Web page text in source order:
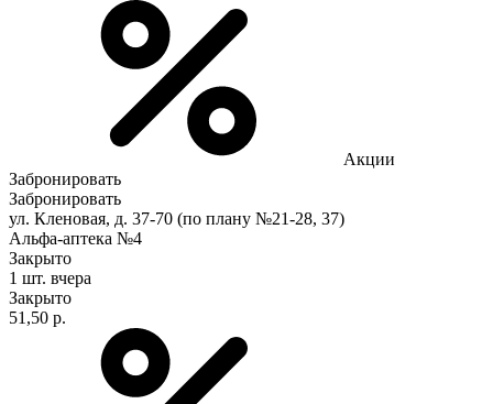
Акции
Забронировать
Забронировать
ул. Кленовая, д. 37-70 (по плану №21-28, 37)
Альфа-аптека №4
Закрыто
1 шт. вчера
Закрыто
51,50 р.